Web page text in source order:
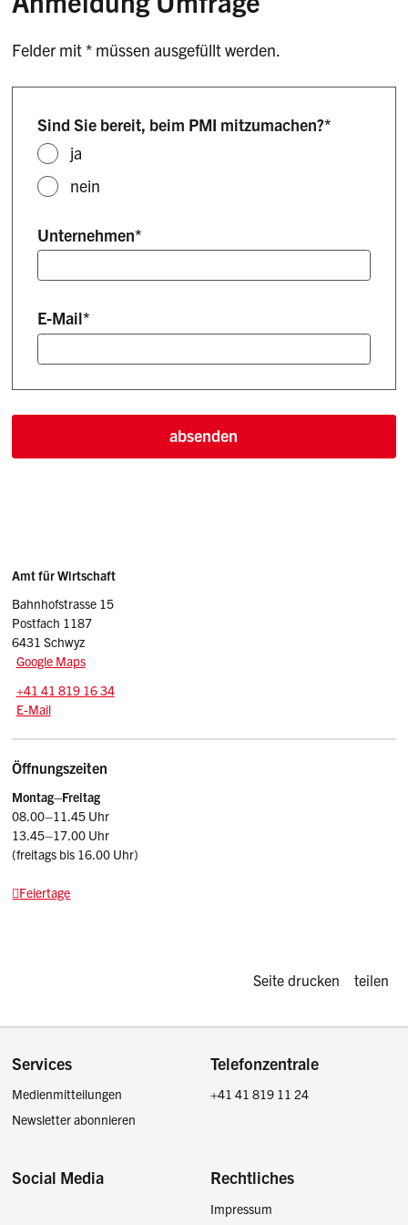
Felder mit * müssen ausgefüllt werden.
Sind Sie bereit, beim PMI mitzumachen?*
ja
nein
Unternehmen*
E-Mail*
absenden
Sidebar
Adresse
Amt für Wirtschaft
Bahnhofstrasse 15
Postfach 1187
6431 Schwyz
Google Maps
Tel.:
+41 41 819 16 34
E-Mail: awi
E-Mail
Öffnungszeiten
Montag–Freitag
08.00–11.45 Uhr
13.45–17.00 Uhr
(freitags bis 16.00 Uhr)
Feiertage
Diese Seite
Seite drucken teilen
Footer
Services
Medienmitteilungen
Newsletter abonnieren
Telefonzentrale
+41 41 819 11 24
Social Media Rechtliches
Impressum